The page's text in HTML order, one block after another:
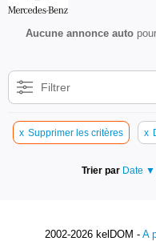
Aucune annonce auto
Filtrer
x Supprimer les critères x
Trier par Date ▼
2002-2026 kelDOM - A